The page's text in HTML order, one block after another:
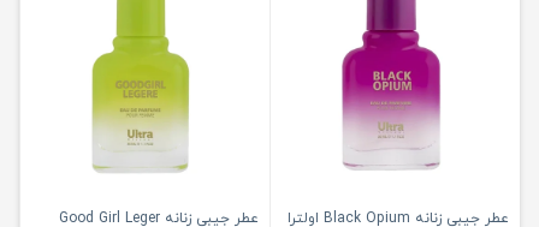
عطر جیبی زنانه Black Opium اولترا
عطر جیبی زنانه Good Girl Leger